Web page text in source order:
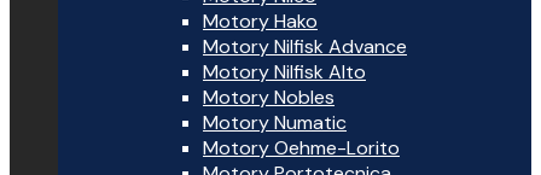
Motory Hako
Motory Nilfisk Advance
Motory Nilfisk Alto
Motory Nobles
Motory Numatic
Motory Oehme-Lorito